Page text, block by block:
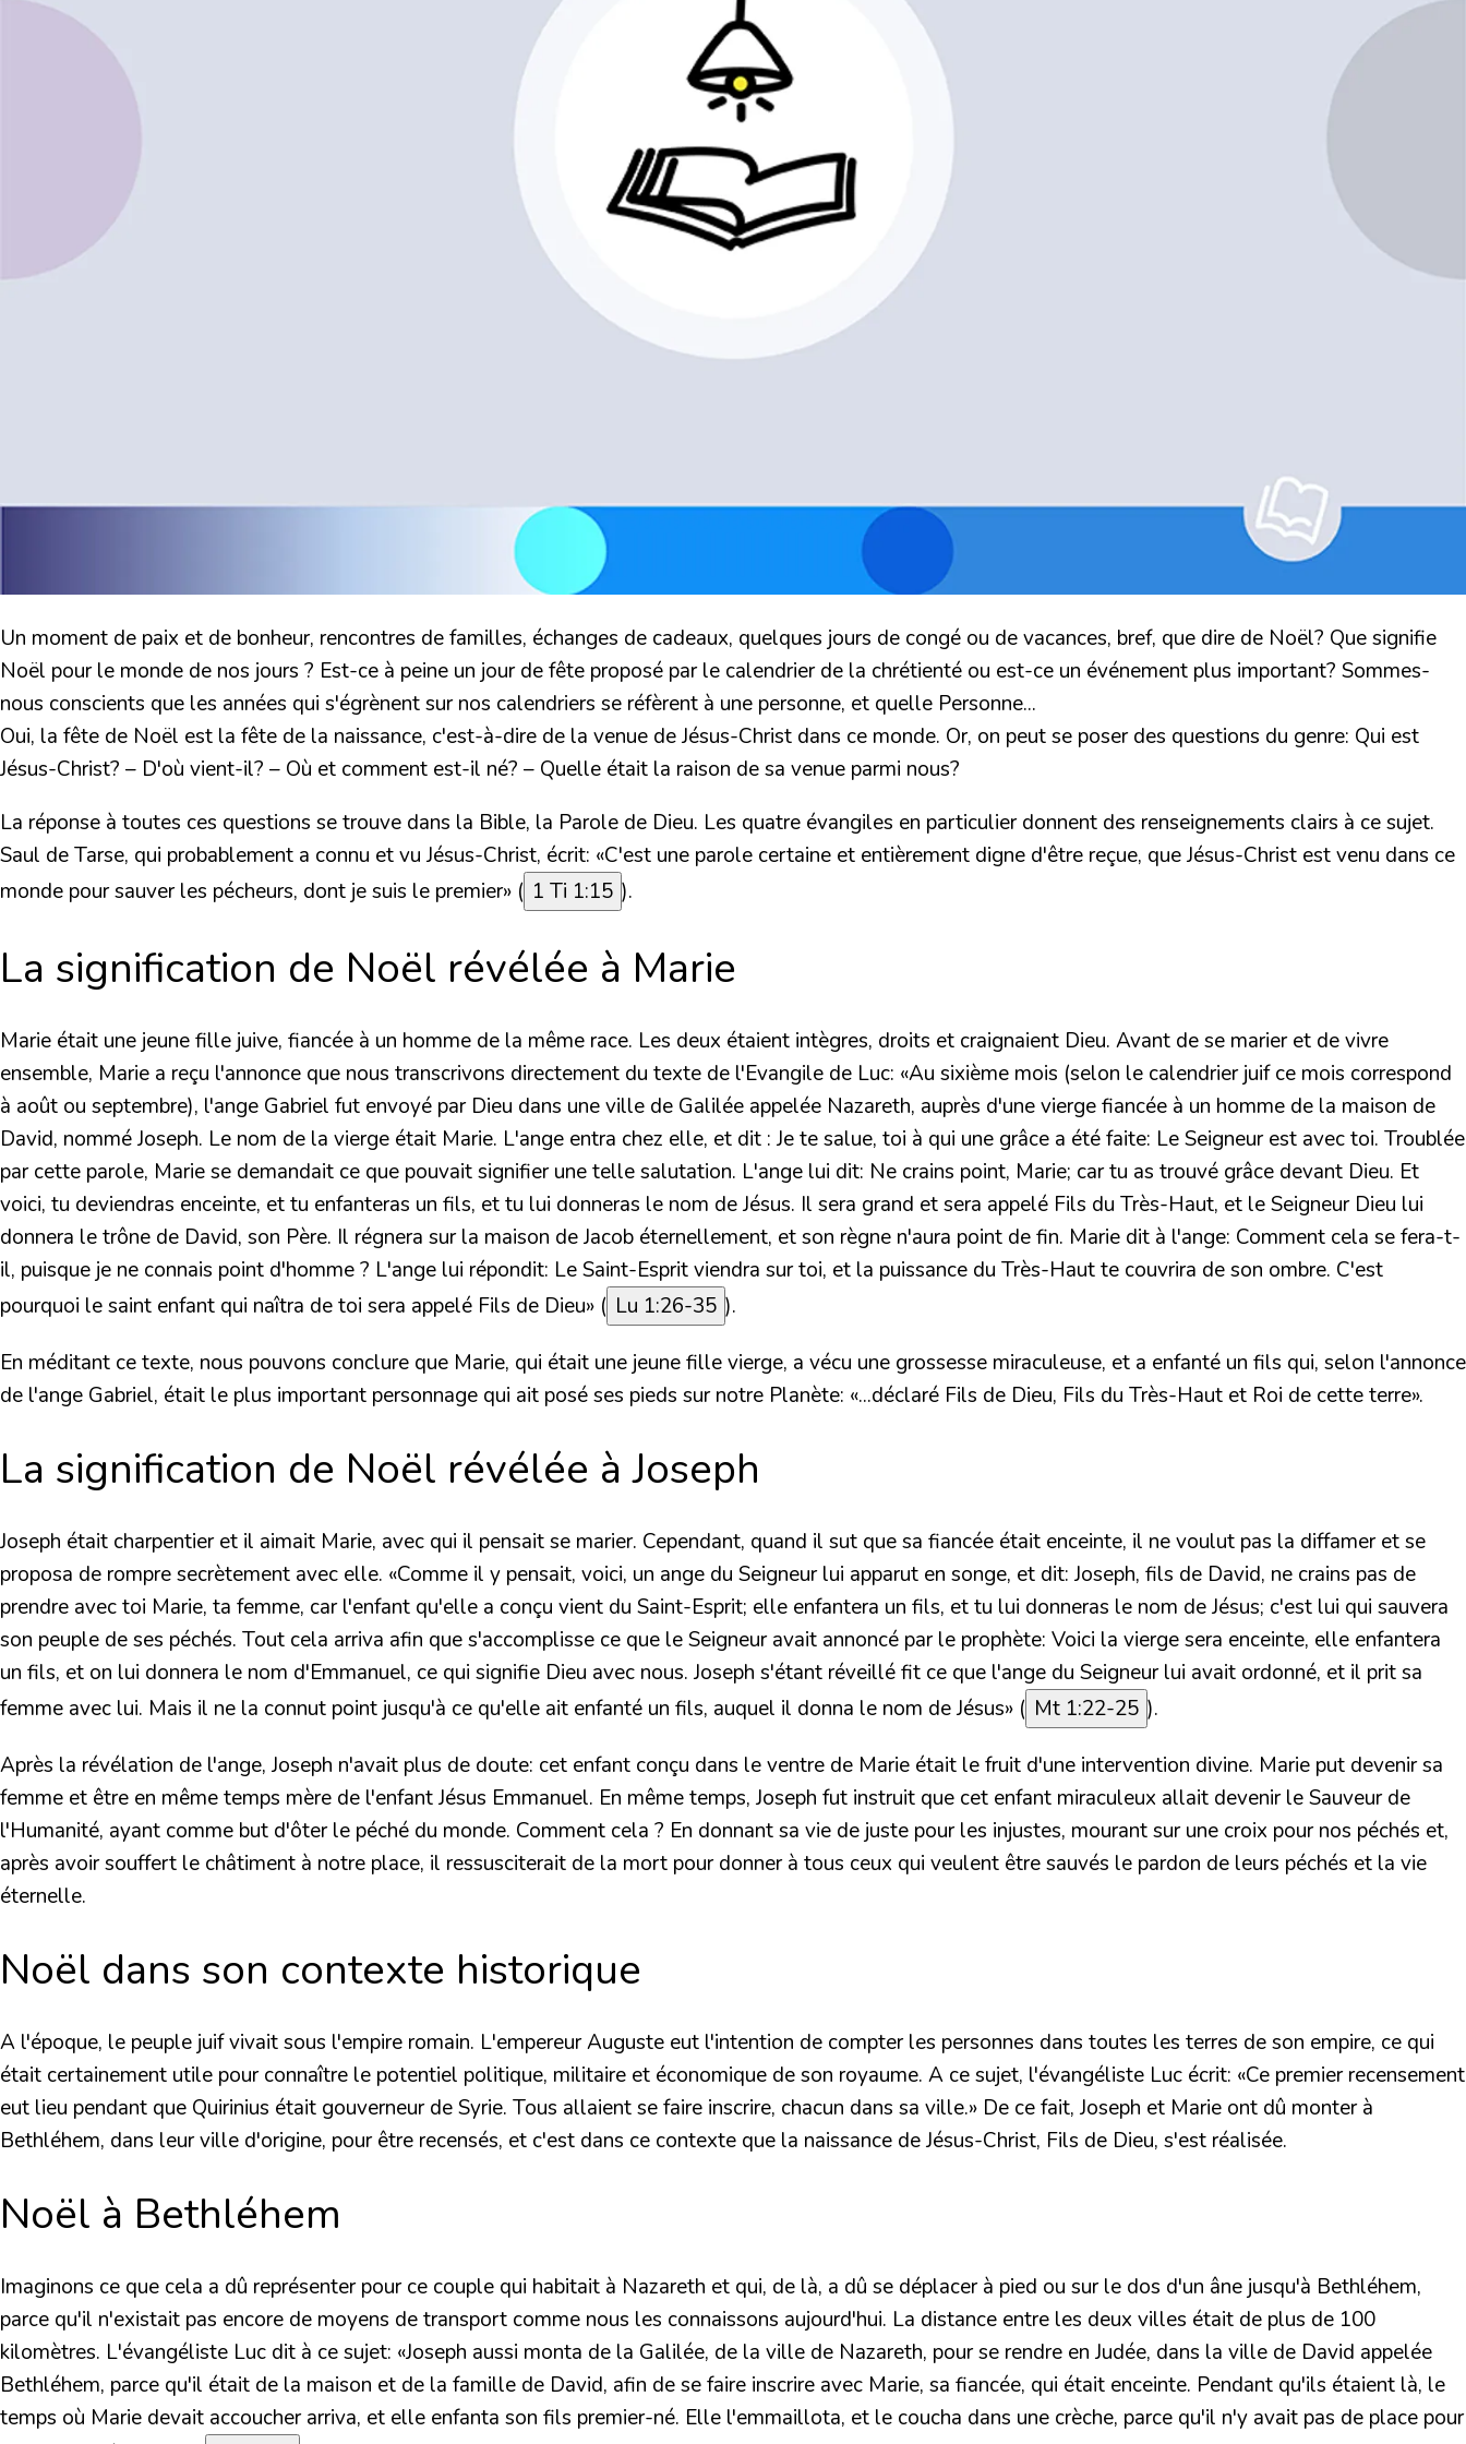
Un moment de paix et de bonheur, rencontres de familles, échanges de cadeaux, quelques jours de congé ou de vacances, bref, que dire de Noël? Que signifie
Noël pour le monde de nos jours ? Est-ce à peine un jour de fête proposé par le calendrier de la chrétienté ou est-ce un événement plus important? Sommes-
nous conscients que les années qui s'égrènent sur nos calendriers se réfèrent à une personne, et quelle Personne...
Oui, la fête de Noël est la fête de la naissance, c'est-à-dire de la venue de Jésus-Christ dans ce monde. Or, on peut se poser des questions du genre: Qui est
Jésus-Christ? – D'où vient-il? – Où et comment est-il né? – Quelle était la raison de sa venue parmi nous?
La réponse à toutes ces questions se trouve dans la Bible, la Parole de Dieu. Les quatre évangiles en particulier donnent des renseignements clairs à ce sujet.
Saul de Tarse, qui probablement a connu et vu Jésus-Christ, écrit: «C'est une parole certaine et entièrement digne d'être reçue, que Jésus-Christ est venu dans ce
monde pour sauver les pécheurs, dont je suis le premier» ( 1 Ti 1:15 ).
La signification de Noël révélée à Marie
Marie était une jeune fille juive, fiancée à un homme de la même race. Les deux étaient intègres, droits et craignaient Dieu. Avant de se marier et de vivre
ensemble, Marie a reçu l'annonce que nous transcrivons directement du texte de l'Evangile de Luc: «Au sixième mois (selon le calendrier juif ce mois correspond
à août ou septembre), l'ange Gabriel fut envoyé par Dieu dans une ville de Galilée appelée Nazareth, auprès d'une vierge fiancée à un homme de la maison de
David, nommé Joseph. Le nom de la vierge était Marie. L'ange entra chez elle, et dit : Je te salue, toi à qui une grâce a été faite: Le Seigneur est avec toi. Troublée
par cette parole, Marie se demandait ce que pouvait signifier une telle salutation. L'ange lui dit: Ne crains point, Marie; car tu as trouvé grâce devant Dieu. Et
voici, tu deviendras enceinte, et tu enfanteras un fils, et tu lui donneras le nom de Jésus. Il sera grand et sera appelé Fils du Très-Haut, et le Seigneur Dieu lui
donnera le trône de David, son Père. Il régnera sur la maison de Jacob éternellement, et son règne n'aura point de fin. Marie dit à l'ange: Comment cela se fera-t-
il, puisque je ne connais point d'homme ? L'ange lui répondit: Le Saint-Esprit viendra sur toi, et la puissance du Très-Haut te couvrira de son ombre. C'est
pourquoi le saint enfant qui naîtra de toi sera appelé Fils de Dieu» ( Lu 1:26-35 ).
En méditant ce texte, nous pouvons conclure que Marie, qui était une jeune fille vierge, a vécu une grossesse miraculeuse, et a enfanté un fils qui, selon l'annonce
de l'ange Gabriel, était le plus important personnage qui ait posé ses pieds sur notre Planète: «...déclaré Fils de Dieu, Fils du Très-Haut et Roi de cette terre».
La signification de Noël révélée à Joseph
Joseph était charpentier et il aimait Marie, avec qui il pensait se marier. Cependant, quand il sut que sa fiancée était enceinte, il ne voulut pas la diffamer et se
proposa de rompre secrètement avec elle. «Comme il y pensait, voici, un ange du Seigneur lui apparut en songe, et dit: Joseph, fils de David, ne crains pas de
prendre avec toi Marie, ta femme, car l'enfant qu'elle a conçu vient du Saint-Esprit; elle enfantera un fils, et tu lui donneras le nom de Jésus; c'est lui qui sauvera
son peuple de ses péchés. Tout cela arriva afin que s'accomplisse ce que le Seigneur avait annoncé par le prophète: Voici la vierge sera enceinte, elle enfantera
un fils, et on lui donnera le nom d'Emmanuel, ce qui signifie Dieu avec nous. Joseph s'étant réveillé fit ce que l'ange du Seigneur lui avait ordonné, et il prit sa
femme avec lui. Mais il ne la connut point jusqu'à ce qu'elle ait enfanté un fils, auquel il donna le nom de Jésus» ( Mt 1:22-25 ).
Après la révélation de l'ange, Joseph n'avait plus de doute: cet enfant conçu dans le ventre de Marie était le fruit d'une intervention divine. Marie put devenir sa
femme et être en même temps mère de l'enfant Jésus Emmanuel. En même temps, Joseph fut instruit que cet enfant miraculeux allait devenir le Sauveur de
l'Humanité, ayant comme but d'ôter le péché du monde. Comment cela ? En donnant sa vie de juste pour les injustes, mourant sur une croix pour nos péchés et,
après avoir souffert le châtiment à notre place, il ressusciterait de la mort pour donner à tous ceux qui veulent être sauvés le pardon de leurs péchés et la vie
éternelle.
Noël dans son contexte historique
A l'époque, le peuple juif vivait sous l'empire romain. L'empereur Auguste eut l'intention de compter les personnes dans toutes les terres de son empire, ce qui
était certainement utile pour connaître le potentiel politique, militaire et économique de son royaume. A ce sujet, l'évangéliste Luc écrit: «Ce premier recensement
eut lieu pendant que Quirinius était gouverneur de Syrie. Tous allaient se faire inscrire, chacun dans sa ville.» De ce fait, Joseph et Marie ont dû monter à
Bethléhem, dans leur ville d'origine, pour être recensés, et c'est dans ce contexte que la naissance de Jésus-Christ, Fils de Dieu, s'est réalisée.
Noël à Bethléhem
Imaginons ce que cela a dû représenter pour ce couple qui habitait à Nazareth et qui, de là, a dû se déplacer à pied ou sur le dos d'un âne jusqu'à Bethléhem,
parce qu'il n'existait pas encore de moyens de transport comme nous les connaissons aujourd'hui. La distance entre les deux villes était de plus de 100
kilomètres. L'évangéliste Luc dit à ce sujet: «Joseph aussi monta de la Galilée, de la ville de Nazareth, pour se rendre en Judée, dans la ville de David appelée
Bethléhem, parce qu'il était de la maison et de la famille de David, afin de se faire inscrire avec Marie, sa fiancée, qui était enceinte. Pendant qu'ils étaient là, le
temps où Marie devait accoucher arriva, et elle enfanta son fils premier-né. Elle l'emmaillota, et le coucha dans une crèche, parce qu'il n'y avait pas de place pour